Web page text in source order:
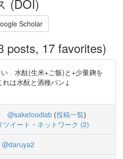
(DOI)
Scholar
posts, 17 favorites)
水酛(生米+ご飯)と+少量麹を
れは水酛と酒種パン↓
@sakefoodlab (投稿一覧)
ツイート・ネットワーク (2)
@daruya2